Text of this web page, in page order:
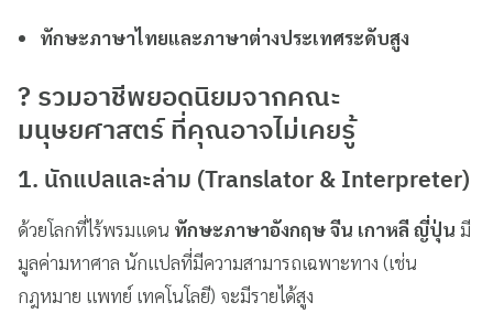
ทักษะภาษาไทยและภาษาต่างประเทศระดับสูง
? รวมอาชีพยอดนิยมจากคณะ
มนุษยศาสตร์ ที่คุณอาจไม่เคยรู้
1. นักแปลและล่าม (Translator & Interpreter)
ด้วยโลกที่ไร้พรมแดน ทักษะภาษาอังกฤษ จีน เกาหลี ญี่ปุ่น มี
มูลค่ามหาศาล นักแปลที่มีความสามารถเฉพาะทาง (เช่น
กฎหมาย แพทย์ เทคโนโลยี) จะมีรายได้สูง